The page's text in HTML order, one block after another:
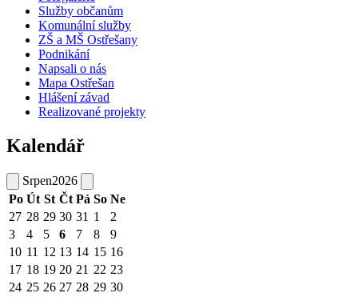
Služby občanům
Komunální služby
ZŠ a MŠ Ostřešany
Podnikání
Napsali o nás
Mapa Ostřešan
Hlášení závad
Realizované projekty
Kalendář
Srpen2026
Po Út St Čt Pá So Ne
27 28 29 30 31 1
2
3
4 5 6 7 8
9
10 11 12 13 14 15 16
17 18 19 20 21 22 23
24 25 26 27 28 29 30